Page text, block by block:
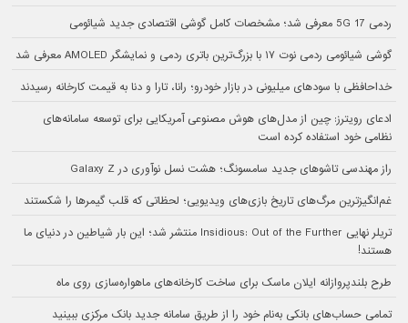
ردمی 17 5G معرفی شد؛ مشخصات کامل گوشی اقتصادی جدید شیائومی
گوشی شیائومی ردمی نوت ۱۷ با بزرگ‌ترین باتری ردمی و نمایشگر AMOLED معرفی شد
خداحافظی با سودهای میلیونی در بازار خودرو؛ رانا، تارا و دنا به قیمت کارخانه رسیدند
ادعای رویترز: چین از مدل‌های هوش مصنوعی آمریکایی برای توسعه سامانه‌های
نظامی خود استفاده کرده است
راز مهندسی تاشوهای جدید سامسونگ؛ هشت نسل نوآوری در Galaxy Z
غم‌انگیزترین مرگ‌های تاریخ بازی‌های ویدیویی؛ لحظاتی که قلب گیمرها را شکستند
تریلر نهایی Insidious: Out of the Further منتشر شد؛ این بار شیاطین در دنیای ما
هستند!
طرح بلندپروازانه ایلان ماسک برای ساخت کارخانه‌های ماهواره‌سازی روی ماه
تمامی حساب‌های بانکی به‌نام خود را از طریق سامانه جدید بانک مرکزی ببینید